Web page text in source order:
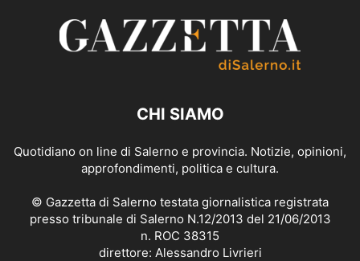
CHI SIAMO
Quotidiano on line di Salerno e provincia. Notizie, opinioni,
approfondimenti, politica e cultura.
© Gazzetta di Salerno testata giornalistica registrata
presso tribunale di Salerno N.12/2013 del 21/06/2013
n. ROC 38315
direttore: Alessandro Livrieri